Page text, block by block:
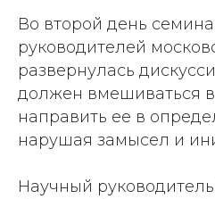
Во второй день
руководителей
развернулась
должен вмешиваться в
направить ее в
нарушая замысел и
Научный